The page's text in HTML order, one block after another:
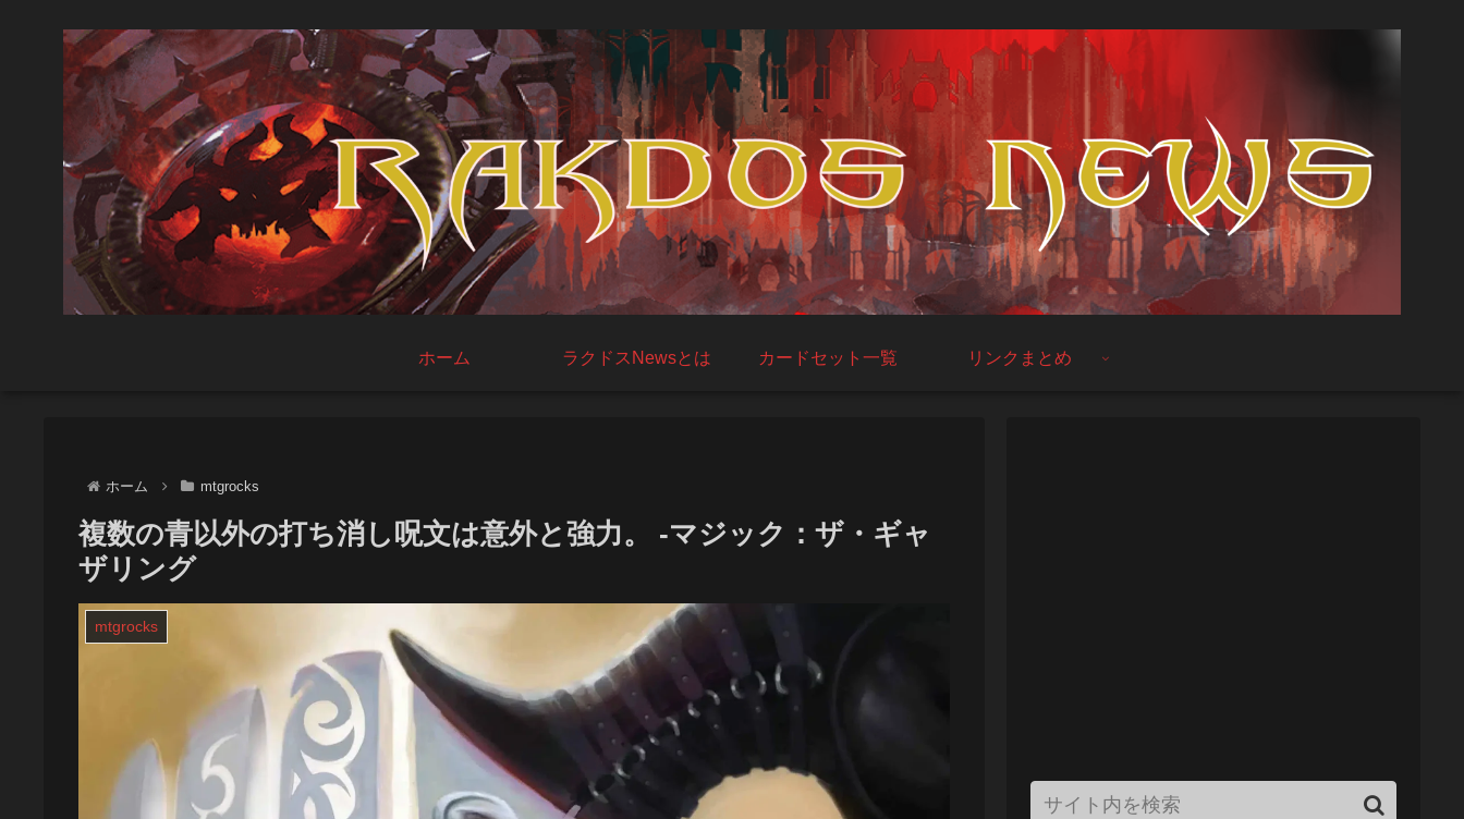
ホーム ラクドスNewsとは カードセット一覧 リンクまとめ
ホーム mtgrocks
複数の青以外の打ち消し呪文は意外と強力。 -マジック：ザ・ギャ
ザリング
mtgrocks